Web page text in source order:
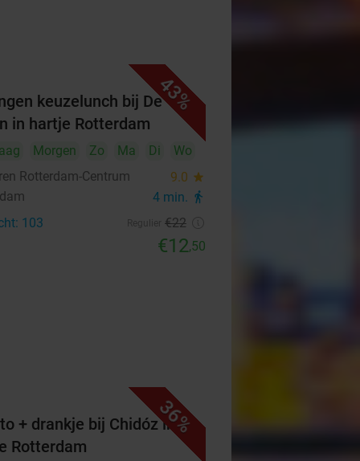
43%
keuzelunch bij De
in hartje Rotterdam
Morgen Zo Ma Di
Wo
Rotterdam-Centrum
9.0 star
4 min. directions_walk
103 €22
€12,50
36%
+ drankje bij Chidóz in
Rotterdam